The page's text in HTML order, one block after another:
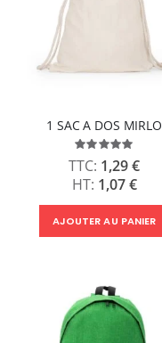
1 SAC A DOS MIRLO
Évaluation:
100%
1,29 €
1,07 €
AJOUTER AU PANIER